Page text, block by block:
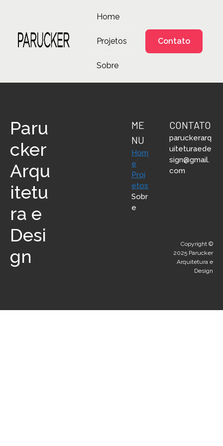
Home
Projetos
Sobre
Contato
Paru
cker
Arqu
itetu
ra e
Desi
gn
ME
NU
Hom
e
Proj
etos
Sobr
e
CONTATO
paruckerarq
uiteturaede
sign@gmail.
com
Copyright ©️
2025 Parucker
Arquitetura e
Design